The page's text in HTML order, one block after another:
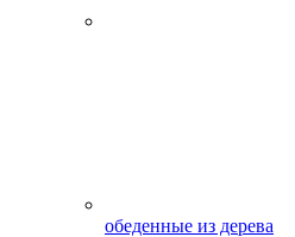
обеденные из дерева